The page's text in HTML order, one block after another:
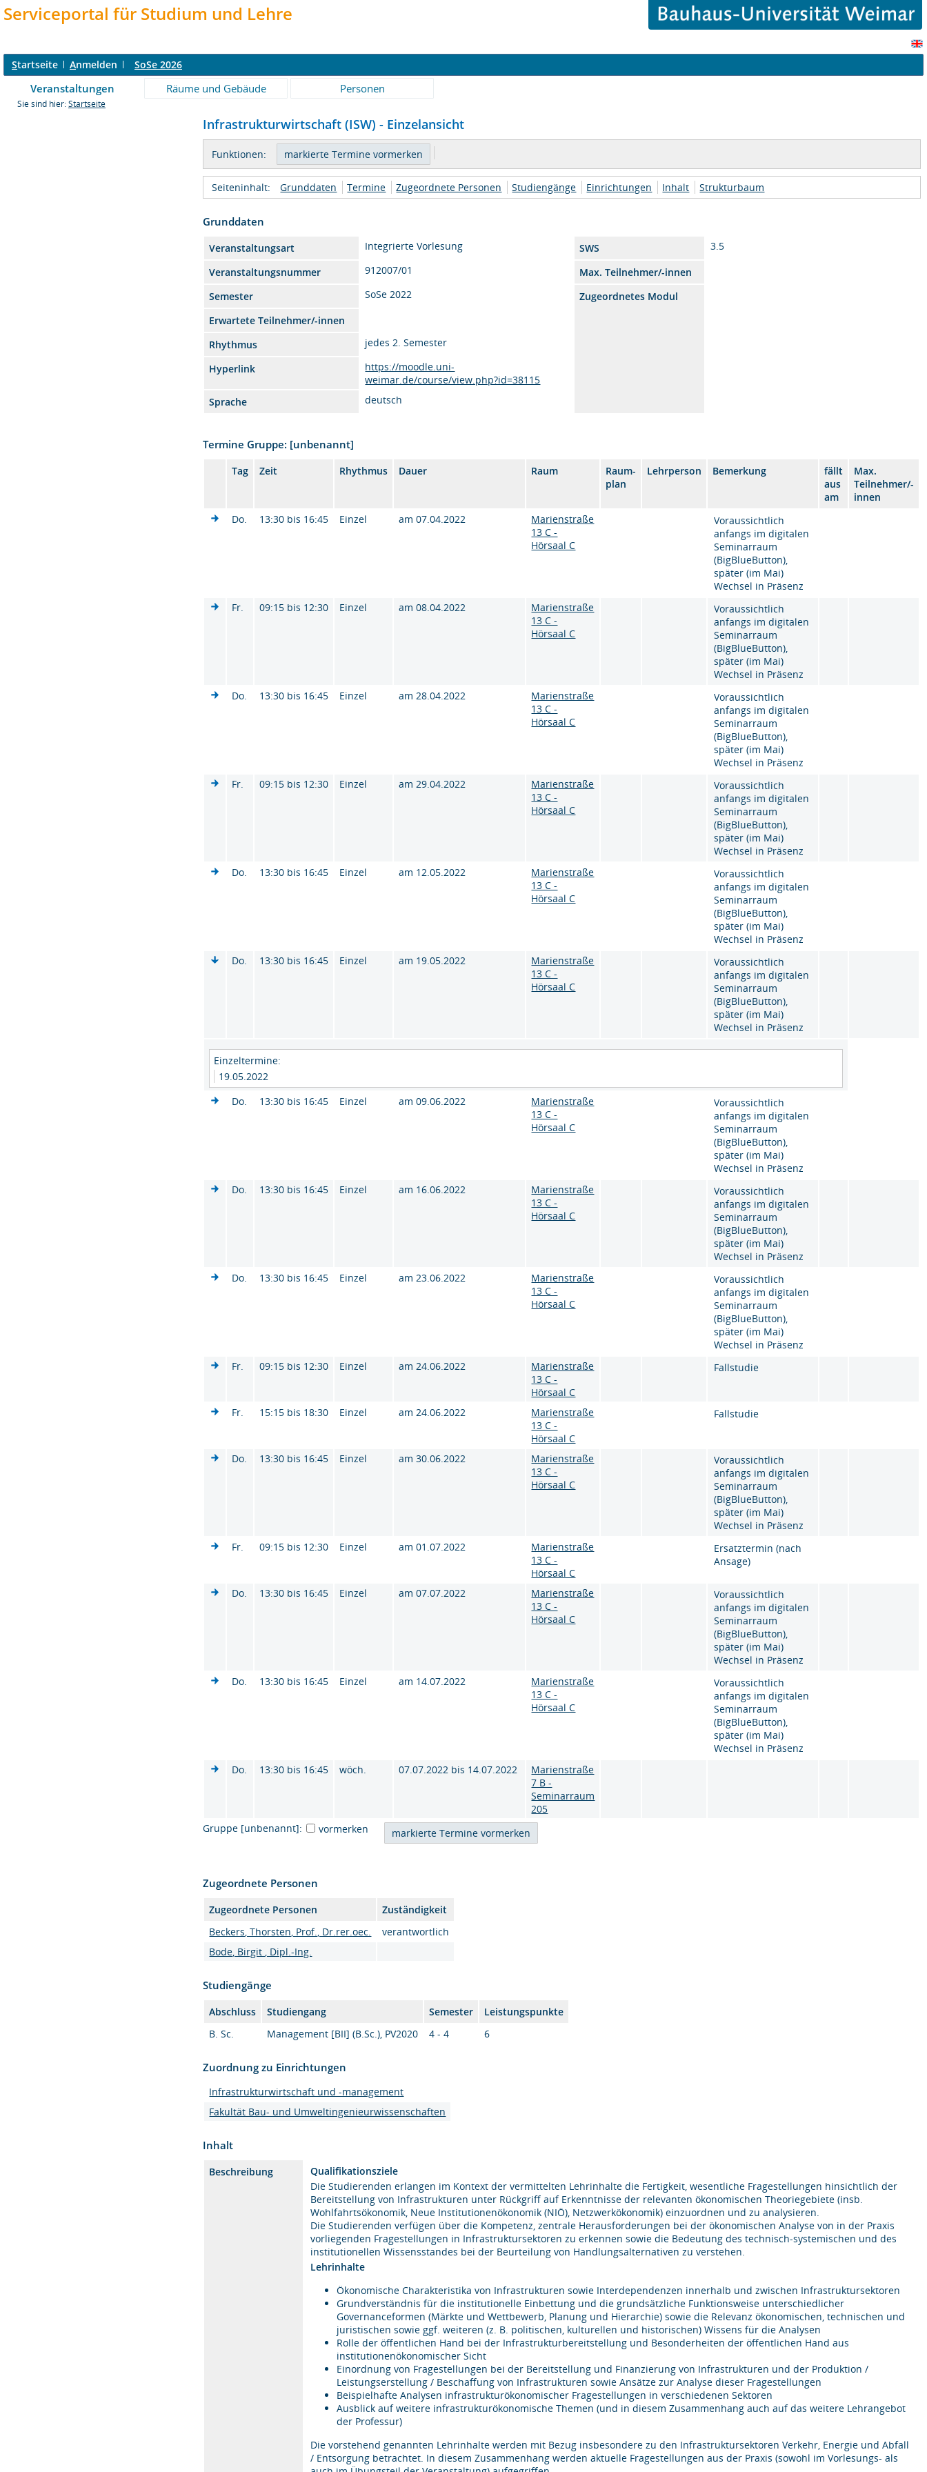
Serviceportal für Studium und Lehre
Startseite Anmelden SoSe 2026
Veranstaltungen Räume und Gebäude Personen
Sie sind hier: Startseite
Infrastrukturwirtschaft (ISW) - Einzelansicht
Funktionen:
Seiteninhalt: Grunddaten Termine Zugeordnete Personen Studiengänge Einrichtungen Inhalt Strukturbaum
Grunddaten
Veranstaltungsart Integrierte Vorlesung SWS
3.5
Veranstaltungsnummer
912007/01
Max. Teilnehmer/-innen
Semester
SoSe 2022
Zugeordnetes Modul
Erwartete Teilnehmer/-innen
Rhythmus
jedes 2. Semester
Hyperlink
https://moodle.uni-
weimar.de/course/view.php?id=38115
Sprache
deutsch
Termine Gruppe: [unbenannt]
Tag Zeit Rhythmus Dauer Raum
Raum-
plan
Lehrperson Bemerkung
fällt
aus
am
Max.
Teilnehmer/-
innen
Do.
13:30 bis 16:45 Einzel am 07.04.2022
Marienstraße
13 C -
Hörsaal C
Voraussichtlich
anfangs im digitalen
Seminarraum
(BigBlueButton),
später (im Mai)
Wechsel in Präsenz
Fr.
09:15 bis 12:30 Einzel am 08.04.2022
Marienstraße
13 C -
Hörsaal C
Voraussichtlich
anfangs im digitalen
Seminarraum
(BigBlueButton),
später (im Mai)
Wechsel in Präsenz
Do.
13:30 bis 16:45 Einzel am 28.04.2022
Marienstraße
13 C -
Hörsaal C
Voraussichtlich
anfangs im digitalen
Seminarraum
(BigBlueButton),
später (im Mai)
Wechsel in Präsenz
Fr.
09:15 bis 12:30 Einzel am 29.04.2022
Marienstraße
13 C -
Hörsaal C
Voraussichtlich
anfangs im digitalen
Seminarraum
(BigBlueButton),
später (im Mai)
Wechsel in Präsenz
Do.
13:30 bis 16:45 Einzel am 12.05.2022
Marienstraße
13 C -
Hörsaal C
Voraussichtlich
anfangs im digitalen
Seminarraum
(BigBlueButton),
später (im Mai)
Wechsel in Präsenz
Do.
13:30 bis 16:45 Einzel am 19.05.2022
Marienstraße
13 C -
Hörsaal C
Voraussichtlich
anfangs im digitalen
Seminarraum
(BigBlueButton),
später (im Mai)
Wechsel in Präsenz
Einzeltermine:
19.05.2022
Do.
13:30 bis 16:45 Einzel am 09.06.2022
Marienstraße
13 C -
Hörsaal C
Voraussichtlich
anfangs im digitalen
Seminarraum
(BigBlueButton),
später (im Mai)
Wechsel in Präsenz
Do.
13:30 bis 16:45 Einzel am 16.06.2022
Marienstraße
13 C -
Hörsaal C
Voraussichtlich
anfangs im digitalen
Seminarraum
(BigBlueButton),
später (im Mai)
Wechsel in Präsenz
Do.
13:30 bis 16:45 Einzel am 23.06.2022
Marienstraße
13 C -
Hörsaal C
Voraussichtlich
anfangs im digitalen
Seminarraum
(BigBlueButton),
später (im Mai)
Wechsel in Präsenz
Fr.
09:15 bis 12:30 Einzel am 24.06.2022
Marienstraße
13 C -
Hörsaal C
Fallstudie
Fr. 15:15 bis 18:30 Einzel am 24.06.2022
Marienstraße
13 C -
Hörsaal C
Fallstudie
Do. 13:30 bis 16:45 Einzel am 30.06.2022
Marienstraße
13 C -
Hörsaal C
Voraussichtlich
anfangs im digitalen
Seminarraum
(BigBlueButton),
später (im Mai)
Wechsel in Präsenz
Fr.
09:15 bis 12:30 Einzel am 01.07.2022
Marienstraße
13 C -
Hörsaal C
Ersatztermin (nach
Ansage)
Do. 13:30 bis 16:45 Einzel am 07.07.2022
Marienstraße
13 C -
Hörsaal C
Voraussichtlich
anfangs im digitalen
Seminarraum
(BigBlueButton),
später (im Mai)
Wechsel in Präsenz
Do.
13:30 bis 16:45 Einzel am 14.07.2022
Marienstraße
13 C -
Hörsaal C
Voraussichtlich
anfangs im digitalen
Seminarraum
(BigBlueButton),
später (im Mai)
Wechsel in Präsenz
Do.
13:30 bis 16:45 wöch. 07.07.2022 bis 14.07.2022
Marienstraße
7 B -
Seminarraum
205
Gruppe [unbenannt]:
vormerken
Zugeordnete Personen
Zugeordnete Personen
Zuständigkeit
Beckers, Thorsten, Prof., Dr.rer.oec.
verantwortlich
Bode, Birgit , Dipl.-Ing.
Studiengänge
Abschluss Studiengang Semester
Leistungspunkte
B. Sc.
Management [BII] (B.Sc.), PV2020 4 - 4 6
Zuordnung zu Einrichtungen
Infrastrukturwirtschaft und -management
Fakultät Bau- und Umweltingenieurwissenschaften
Inhalt
Beschreibung
Qualifikationsziele
Die Studierenden erlangen im Kontext der vermittelten Lehrinhalte die Fertigkeit, wesentliche Fragestellungen hinsichtlich der
Bereitstellung von Infrastrukturen unter Rückgriff auf Erkenntnisse der relevanten ökonomischen Theoriegebiete (insb.
Wohlfahrtsökonomik, Neue Institutionenökonomik (NIÖ), Netzwerkökonomik) einzuordnen und zu analysieren.
Die Studierenden verfügen über die Kompetenz, zentrale Herausforderungen bei der ökonomischen Analyse von in der Praxis
vorliegenden Fragestellungen in Infrastruktursektoren zu erkennen sowie die Bedeutung des technisch-systemischen und des
institutionellen Wissensstandes bei der Beurteilung von Handlungsalternativen zu verstehen.
Lehrinhalte
Ökonomische Charakteristika von Infrastrukturen sowie Interdependenzen innerhalb und zwischen Infrastruktursektoren
Grundverständnis für die institutionelle Einbettung und die grundsätzliche Funktionsweise unterschiedlicher
Governanceformen (Märkte und Wettbewerb, Planung und Hierarchie) sowie die Relevanz ökonomischen, technischen und
juristischen sowie ggf. weiteren (z. B. politischen, kulturellen und historischen) Wissens für die Analysen
Rolle der öffentlichen Hand bei der Infrastrukturbereitstellung und Besonderheiten der öffentlichen Hand aus
institutionenökonomischer Sicht
Einordnung von Fragestellungen bei der Bereitstellung und Finanzierung von Infrastrukturen und der Produktion /
Leistungserstellung / Beschaffung von Infrastrukturen sowie Ansätze zur Analyse dieser Fragestellungen
Beispielhafte Analysen infrastrukturökonomischer Fragestellungen in verschiedenen Sektoren
Ausblick auf weitere infrastrukturökonomische Themen (und in diesem Zusammenhang auch auf das weitere Lehrangebot
der Professur)
Die vorstehend genannten Lehrinhalte werden mit Bezug insbesondere zu den Infrastruktursektoren Verkehr, Energie und Abfall
/ Entsorgung betrachtet. In diesem Zusammenhang werden aktuelle Fragestellungen aus der Praxis (sowohl im Vorlesungs- als